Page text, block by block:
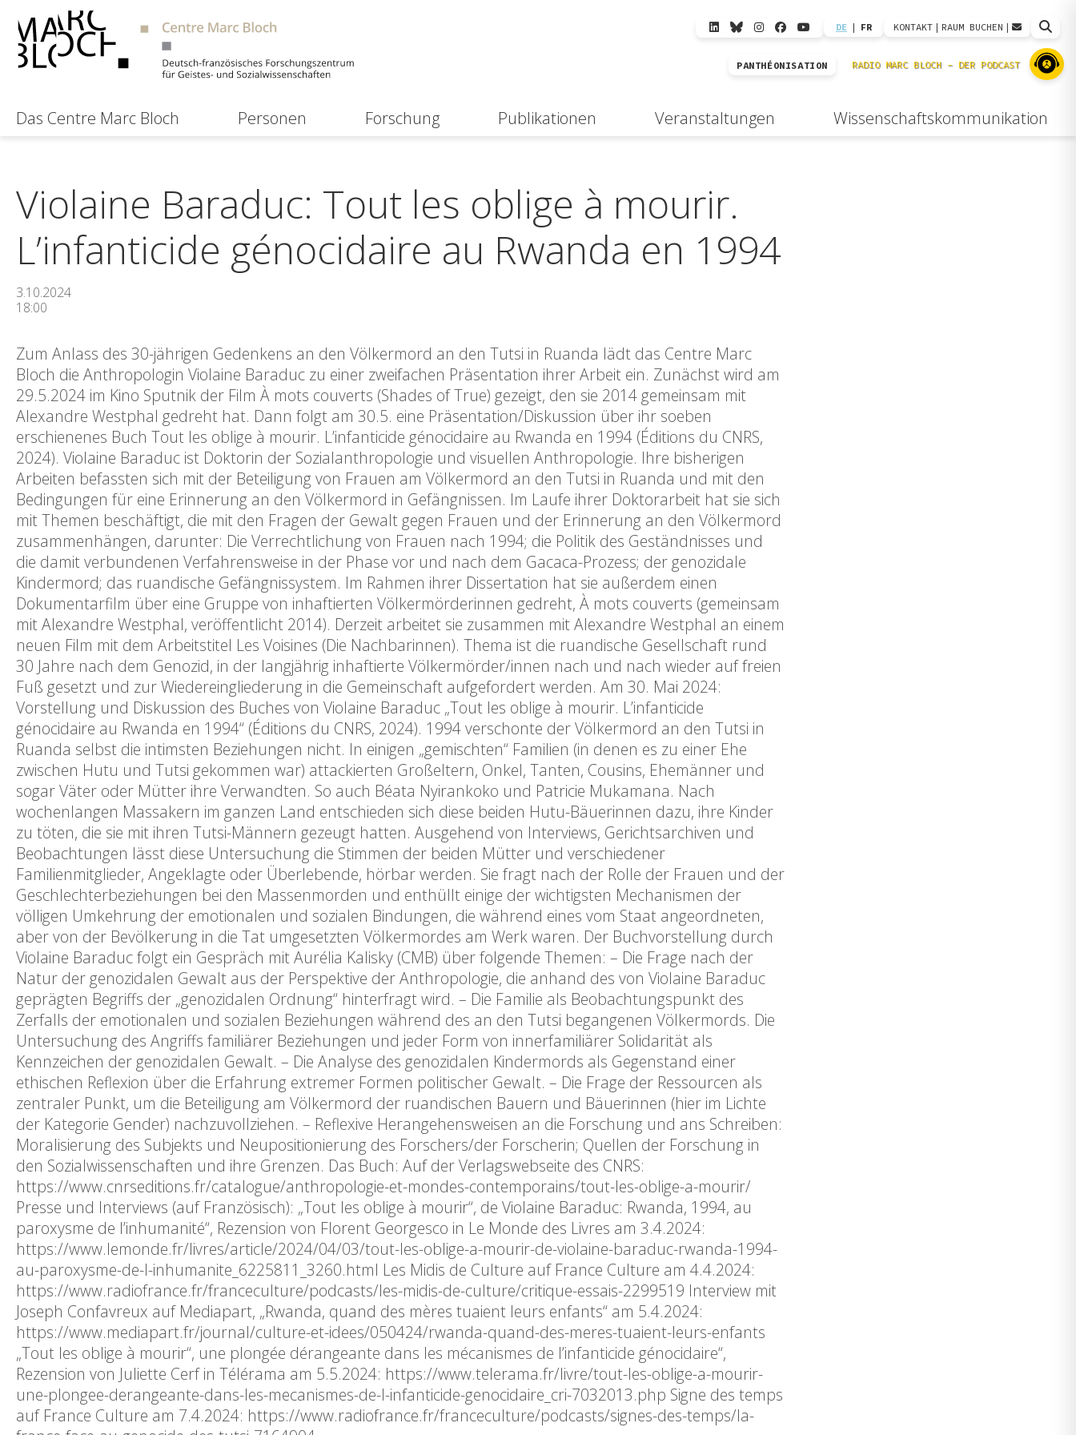
DE | FR KONTAKT | RAUM BUCHEN |
PANTHÉONISATION
Das Centre Marc Bloch Personen Forschung Publikationen Veranstaltungen Wissenschaftskommunikation
Violaine Baraduc: Tout les oblige à mourir.
L’infanticide génocidaire au Rwanda en 1994
3.10.2024
18:00
Zum Anlass des 30-jährigen Gedenkens an den Völkermord an den Tutsi in Ruanda lädt das Centre Marc
Bloch die Anthropologin Violaine Baraduc zu einer zweifachen Präsentation ihrer Arbeit ein. Zunächst wird am
29.5.2024 im Kino Sputnik der Film À mots couverts (Shades of True) gezeigt, den sie 2014 gemeinsam mit
Alexandre Westphal gedreht hat. Dann folgt am 30.5. eine Präsentation/Diskussion über ihr soeben
erschienenes Buch Tout les oblige à mourir. L’infanticide génocidaire au Rwanda en 1994 (Éditions du CNRS,
2024). Violaine Baraduc ist Doktorin der Sozialanthropologie und visuellen Anthropologie. Ihre bisherigen
Arbeiten befassten sich mit der Beteiligung von Frauen am Völkermord an den Tutsi in Ruanda und mit den
Bedingungen für eine Erinnerung an den Völkermord in Gefängnissen. Im Laufe ihrer Doktorarbeit hat sie sich
mit Themen beschäftigt, die mit den Fragen der Gewalt gegen Frauen und der Erinnerung an den Völkermord
zusammenhängen, darunter: Die Verrechtlichung von Frauen nach 1994; die Politik des Geständnisses und
die damit verbundenen Verfahrensweise in der Phase vor und nach dem Gacaca-Prozess; der genozidale
Kindermord; das ruandische Gefängnissystem. Im Rahmen ihrer Dissertation hat sie außerdem einen
Dokumentarfilm über eine Gruppe von inhaftierten Völkermörderinnen gedreht, À mots couverts (gemeinsam
mit Alexandre Westphal, veröffentlicht 2014). Derzeit arbeitet sie zusammen mit Alexandre Westphal an einem
neuen Film mit dem Arbeitstitel Les Voisines (Die Nachbarinnen). Thema ist die ruandische Gesellschaft rund
30 Jahre nach dem Genozid, in der langjährig inhaftierte Völkermörder/innen nach und nach wieder auf freien
Fuß gesetzt und zur Wiedereingliederung in die Gemeinschaft aufgefordert werden. Am 30. Mai 2024:
Vorstellung und Diskussion des Buches von Violaine Baraduc „Tout les oblige à mourir. L’infanticide
génocidaire au Rwanda en 1994“ (Éditions du CNRS, 2024). 1994 verschonte der Völkermord an den Tutsi in
Ruanda selbst die intimsten Beziehungen nicht. In einigen „gemischten“ Familien (in denen es zu einer Ehe
zwischen Hutu und Tutsi gekommen war) attackierten Großeltern, Onkel, Tanten, Cousins, Ehemänner und
sogar Väter oder Mütter ihre Verwandten. So auch Béata Nyirankoko und Patricie Mukamana. Nach
wochenlangen Massakern im ganzen Land entschieden sich diese beiden Hutu-Bäuerinnen dazu, ihre Kinder
zu töten, die sie mit ihren Tutsi-Männern gezeugt hatten. Ausgehend von Interviews, Gerichtsarchiven und
Beobachtungen lässt diese Untersuchung die Stimmen der beiden Mütter und verschiedener
Familienmitglieder, Angeklagte oder Überlebende, hörbar werden. Sie fragt nach der Rolle der Frauen und der
Geschlechterbeziehungen bei den Massenmorden und enthüllt einige der wichtigsten Mechanismen der
völligen Umkehrung der emotionalen und sozialen Bindungen, die während eines vom Staat angeordneten,
aber von der Bevölkerung in die Tat umgesetzten Völkermordes am Werk waren. Der Buchvorstellung durch
Violaine Baraduc folgt ein Gespräch mit Aurélia Kalisky (CMB) über folgende Themen: – Die Frage nach der
Natur der genozidalen Gewalt aus der Perspektive der Anthropologie, die anhand des von Violaine Baraduc
geprägten Begriffs der „genozidalen Ordnung“ hinterfragt wird. – Die Familie als Beobachtungspunkt des
Zerfalls der emotionalen und sozialen Beziehungen während des an den Tutsi begangenen Völkermords. Die
Untersuchung des Angriffs familiärer Beziehungen und jeder Form von innerfamiliärer Solidarität als
Kennzeichen der genozidalen Gewalt. – Die Analyse des genozidalen Kindermords als Gegenstand einer
ethischen Reflexion über die Erfahrung extremer Formen politischer Gewalt. – Die Frage der Ressourcen als
zentraler Punkt, um die Beteiligung am Völkermord der ruandischen Bauern und Bäuerinnen (hier im Lichte
der Kategorie Gender) nachzuvollziehen. – Reflexive Herangehensweisen an die Forschung und ans Schreiben:
Moralisierung des Subjekts und Neupositionierung des Forschers/der Forscherin; Quellen der Forschung in
den Sozialwissenschaften und ihre Grenzen. Das Buch: Auf der Verlagswebseite des CNRS:
https://www.cnrseditions.fr/catalogue/anthropologie-et-mondes-contemporains/tout-les-oblige-a-mourir/
Presse und Interviews (auf Französisch): „Tout les oblige à mourir“, de Violaine Baraduc: Rwanda, 1994, au
paroxysme de l’inhumanité“, Rezension von Florent Georgesco in Le Monde des Livres am 3.4.2024:
https://www.lemonde.fr/livres/article/2024/04/03/tout-les-oblige-a-mourir-de-violaine-baraduc-rwanda-1994-
au-paroxysme-de-l-inhumanite_6225811_3260.html Les Midis de Culture auf France Culture am 4.4.2024:
https://www.radiofrance.fr/franceculture/podcasts/les-midis-de-culture/critique-essais-2299519 Interview mit
Joseph Confavreux auf Mediapart, „Rwanda, quand des mères tuaient leurs enfants“ am 5.4.2024:
https://www.mediapart.fr/journal/culture-et-idees/050424/rwanda-quand-des-meres-tuaient-leurs-enfants
„Tout les oblige à mourir“, une plongée dérangeante dans les mécanismes de l’infanticide génocidaire“,
Rezension von Juliette Cerf in Télérama am 5.5.2024: https://www.telerama.fr/livre/tout-les-oblige-a-mourir-
une-plongee-derangeante-dans-les-mecanismes-de-l-infanticide-genocidaire_cri-7032013.php Signe des temps
auf France Culture am 7.4.2024: https://www.radiofrance.fr/franceculture/podcasts/signes-des-temps/la-